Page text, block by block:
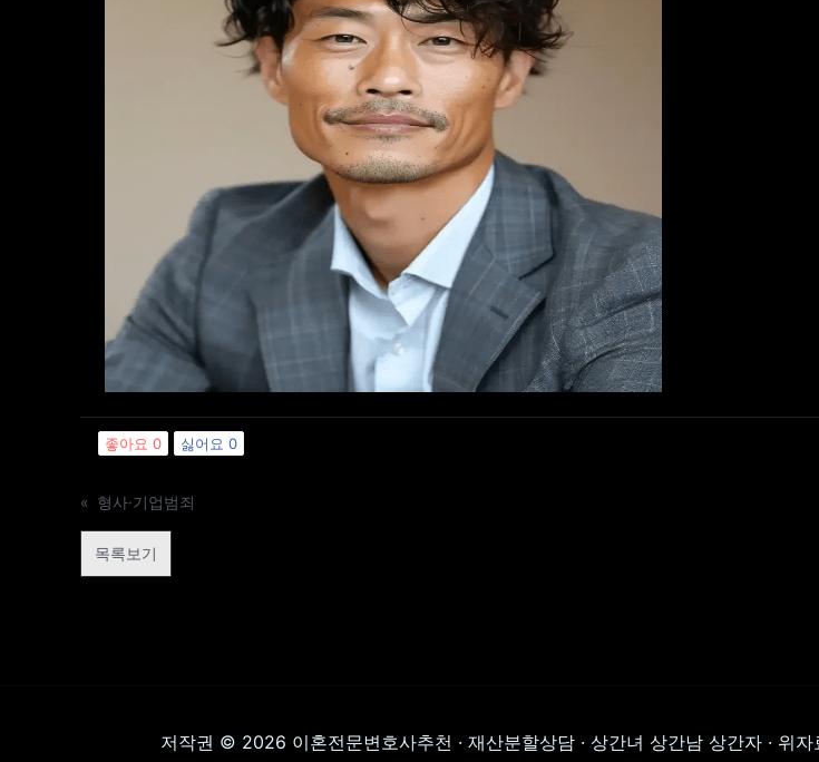
좋아요 0 싫어요 0
« 형사·기업범죄
목록보기
저작권 © 2026 이혼전문변호사추천 · 재산분할상담 · 상간녀 상간남 상간자 · 위